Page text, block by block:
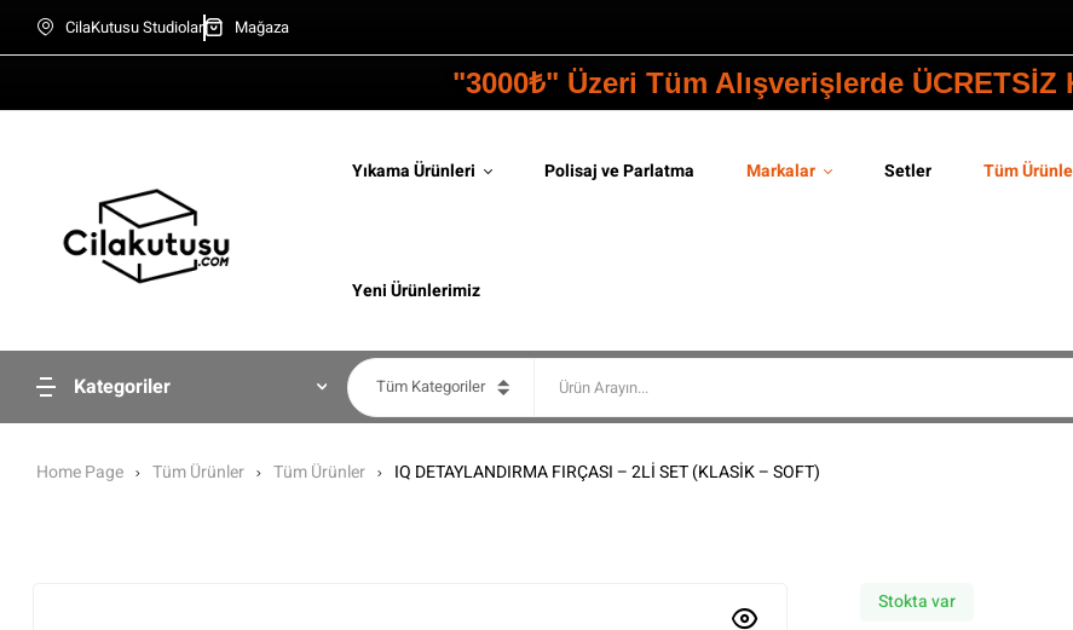
CilaKutusu Studiolar Mağaza
"3000₺" Üzeri Tüm Alışverişlerde ÜCRETSİZ
Yıkama Ürünleri Polisaj ve Parlatma Markalar Setler Tüm
Yeni Ürünlerimiz
Kategoriler Tüm Kategoriler
Home Page Tüm Ürünler Tüm Ürünler IQ DETAYLANDIRMA FIRÇASI – 2Lİ SET (KLASİK – SOFT)
Stokta var